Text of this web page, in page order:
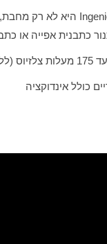
היא לא רק
כתבנית אפייה או
כולל אינדוקציה